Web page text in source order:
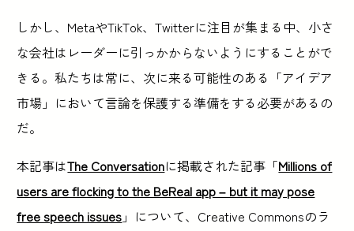
しかし、MetaやTikTok、Twitterに注目が集まる中、小さ
な会社はレーダーに引っかからないようにすることがで
きる。私たちは常に、次に来る可能性のある「アイデア
市場」において言論を保護する準備をする必要があるの
だ。
本記事はThe Conversationに掲載された記事「Millions of
users are flocking to the BeReal app – but it may pose
free speech issues 」について、Creative Commonsのラ